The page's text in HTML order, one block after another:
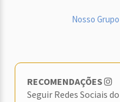
Nosso
RECOMENDAÇÕES
Seguir Redes Sociais